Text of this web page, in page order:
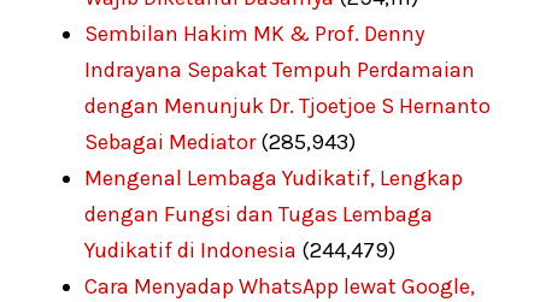
Sembilan Hakim MK & Prof. Denny
Indrayana Sepakat Tempuh Perdamaian
dengan Menunjuk Dr. Tjoetjoe S Hernanto
Sebagai Mediator (285,943)
Mengenal Lembaga Yudikatif, Lengkap
dengan Fungsi dan Tugas Lembaga
Yudikatif di Indonesia (244,479)
Cara Menyadap WhatsApp lewat Google,